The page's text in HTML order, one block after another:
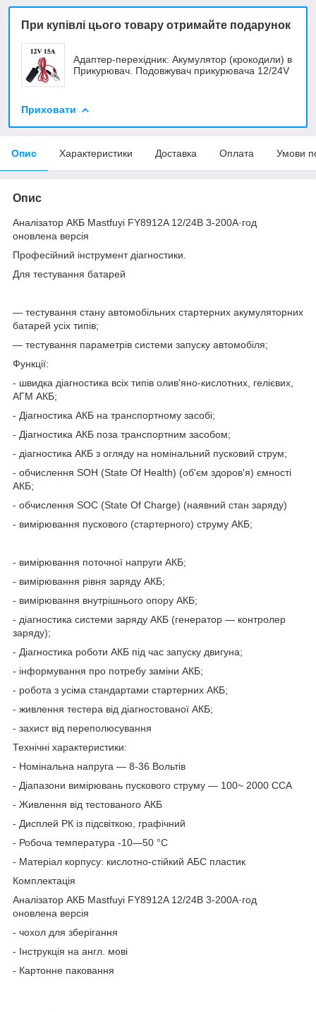
При купівлі цього товару отримайте подарунок
Адаптер-перехідник: Акумулятор (крокодили) в
Прикурювач. Подовжувач прикурювача 12/24V
Приховати
Опис Характеристики Доставка Оплата Умови
Опис
Аналізатор АКБ Mastfuyi FY8912A 12/24В 3-200А·год
оновлена версія
Професійний інструмент діагностики.
Для тестування батарей
— тестування стану автомобільних стартерних акумуляторних
батарей усіх типів;
— тестування параметрів системи запуску автомобіля;
Функції:
- швидка діагностика всіх типів олив'яно-кислотних, гелієвих,
АГМ АКБ;
- Діагностика АКБ на транспортному засобі;
- Діагностика АКБ поза транспортним засобом;
- діагностика АКБ з огляду на номінальний пусковий струм;
- обчислення SOH (State Of Health) (об'єм здоров'я) ємності
АКБ;
- обчислення SOC (State Of Charge) (наявний стан заряду)
- вимірювання пускового (стартерного) струму АКБ;
- вимірювання поточної напруги АКБ;
- вимірювання рівня заряду АКБ;
- вимірювання внутрішнього опору АКБ;
- діагностика системи заряду АКБ (генератор — контролер
заряду);
- Діагностика роботи АКБ під час запуску двигуна;
- інформування про потребу заміни АКБ;
- робота з усіма стандартами стартерних АКБ;
- живлення тестера від діагностованої АКБ;
- захист від переполюсування
Технічні характеристики:
- Номінальна напруга — 8-36 Вольтів
- Діапазони вимірювань пускового струму — 100~ 2000 CCA
- Живлення від тестованого АКБ
- Дисплей РК із підсвіткою, графічний
- Робоча температура -10—50 °C
- Матеріал корпусу: кислотно-стійкий АБС пластик
Комплектація
Аналізатор АКБ Mastfuyi FY8912A 12/24В 3-200А·год
оновлена версія
- чохол для зберігання
- Інструкція на англ. мові
- Картонне паковання